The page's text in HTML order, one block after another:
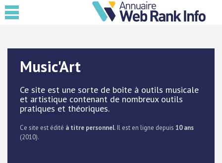
Music'Art
Ce site est une sorte de boite à outils musicale
et artistique contenant de nombreux outils
pratiques et théoriques.
Ce site est édité à titre personnel. Il est en ligne depuis 10 ans
(2010).